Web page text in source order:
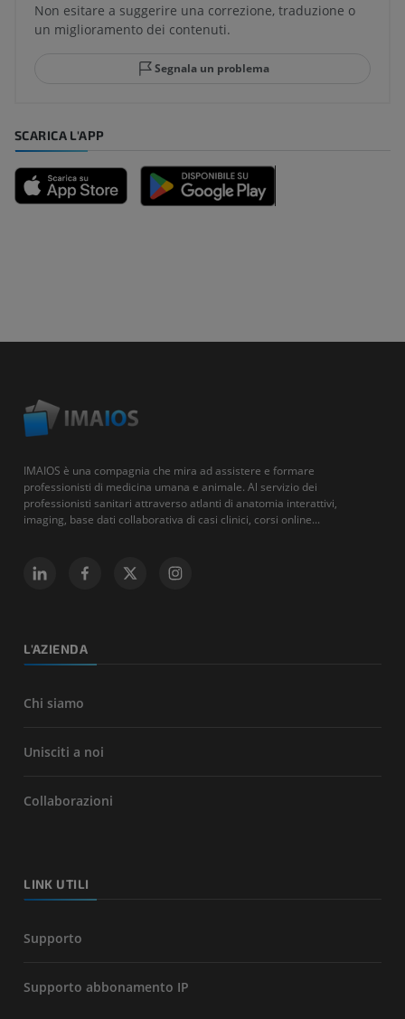
Non esitare a suggerire una correzione, traduzione o
un miglioramento dei contenuti.
Segnala un problema
SCARICA L'APP
IMAIOS è una compagnia che mira ad assistere e formare
professionisti di medicina umana e animale. Al servizio dei
professionisti sanitari attraverso atlanti di anatomia interattivi,
imaging, base dati collaborativa di casi clinici, corsi online...
L'AZIENDA
Chi siamo
Unisciti a noi
Collaborazioni
LINK UTILI
Supporto
Supporto abbonamento IP